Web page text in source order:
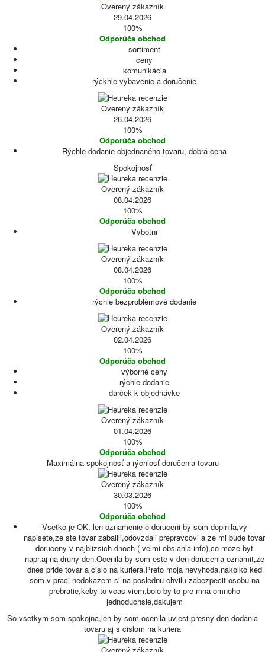
Overený zákazník
29.04.2026
100%
Odporúča obchod
sortiment
ceny
komunikácia
rýckhle vybavenie a doručenie
Overený zákazník
26.04.2026
100%
Odporúča obchod
Rýchle dodanie objednaného tovaru, dobrá cena
Spokojnosť
Overený zákazník
08.04.2026
100%
Odporúča obchod
Vybotnr
Overený zákazník
08.04.2026
100%
Odporúča obchod
rýchle bezproblémové dodanie
Overený zákazník
02.04.2026
100%
Odporúča obchod
výborné ceny
rýchle dodanie
darček k objednávke
Overený zákazník
01.04.2026
100%
Odporúča obchod
Maximálna spokojnosť a rýchlosť doručenia tovaru
Overený zákazník
30.03.2026
100%
Odporúča obchod
Vsetko je OK, len oznamenie o doruceni by som doplnila,vy
napisete,ze ste tovar zabalili,odovzdali prepravcovi a ze mi bude tovar
doruceny v najblizsich dnoch ( velmi obsiahla info),co moze byt
napr.aj na druhy den.Ocenila by som este v den dorucenia oznamit,ze
dnes pride tovar a cislo na kuriera.Preto moja nevyhoda,nakolko ked
som v praci nedokazem si na poslednu chvilu zabezpecit osobu na
prebratie,keby to vcas viem,bolo by to pre mna omnoho
jednoduchsie,dakujem
So vsetkym som spokojna,len by som ocenila uviest presny den dodania
tovaru aj s cislom na kuriera